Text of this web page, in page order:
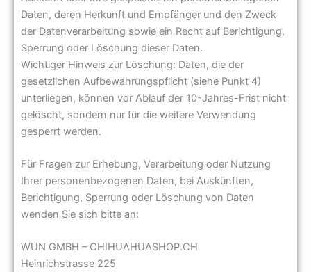
Daten, deren Herkunft und Empfänger und den Zweck
der Datenverarbeitung sowie ein Recht auf Berichtigung,
Sperrung oder Löschung dieser Daten.
Wichtiger Hinweis zur Löschung: Daten, die der
gesetzlichen Aufbewahrungspflicht (siehe Punkt 4)
unterliegen, können vor Ablauf der 10-Jahres-Frist nicht
gelöscht, sondern nur für die weitere Verwendung
gesperrt werden.
Für Fragen zur Erhebung, Verarbeitung oder Nutzung
Ihrer personenbezogenen Daten, bei Auskünften,
Berichtigung, Sperrung oder Löschung von Daten
wenden Sie sich bitte an:
WUN GMBH – CHIHUAHUASHOP.CH
Heinrichstrasse 225